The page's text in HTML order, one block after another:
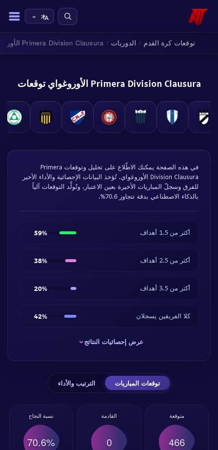
توقعات كرة القدم / الدوريات / Primera Division Clausura الأوروغواي
Primera Division Clausura الأوروغواي توقعات
في هذه الصفحة يمكنك الاطّلاع على تحليل وتوقعات Primera
Division Clausura الأوروغواي. تُؤخذ البيانات الإحصائية والأداء الأخير
للفرق وسجلّ المباريات الأخيرة بعين الاعتبار، وتُولَّد التوقعات آلياً
بالذكاء الاصطناعي بدقة تتجاوز 70.6%.
أكثر من 1.5 أهداف 59%
أكثر من 2.5 أهداف 38%
أكثر من 3.5 أهداف 20%
كلا الفريقين يسجلان 42%
عرض إحصائيات النتائج
توقعات المباريات الترتيب والأداء
متوقعة
466
القادمة
0
نسبة النجاح
70.6%